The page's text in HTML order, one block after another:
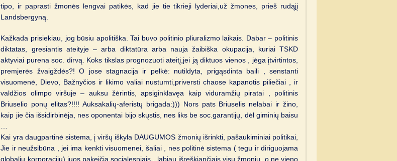
tipo, ir paprasti žmonės lengvai patikės, kad jie tie tikrieji lyderiai,už žmones, prieš rudąjį
Landsbergyną.
Kažkada prisiekiau, jog būsiu apolitiška. Tai buvo politinio pliuralizmo laikais. Dabar – politinis
diktatas, gresiantis ateityje – arba diktatūra arba nauja žaibiška okupacija, kuriai TSKD
aktyviai purena soc. dirvą. Koks tikslas prognozuoti ateitį,jei ją diktuos vienos , jėga įtvirtintos,
premjerės žvaigždės?! O jose stagnacija ir pelkė: nutildyta, prigąsdinta baili , senstanti
visuomenė, Dievo, Bažnyčios ir likimo valiai nustumti,priversti chaose kapanotis piliečiai , ir
valdžios olimpo viršuje – auksu žėrintis, apsiginklavęa kaip viduramžių piratai , politinis
Briuselio ponų elitas?!!!! Auksakalių-aferistų brigada:))) Nors pats Briuselis nelabai ir žino,
kaip jie čia išsidirbinėja, nes oponentai bijo skųstis, nes liks be soc.garantijų, dėl giminių baisu
…
Kai yra daugpartinė sistema, į viršų iškyla DAUGUMOS žmonių išrinkti, pašaukiminiai politikai,
Jie ir neužsibūna , jei ima kenkti visuomenei, šaliai , nes politinė sistema ( tegu ir diriguojama
globalių korporacijų) juos pakeičia socialesniais , labiau išreškiančiais visų žmonių, o ne vieno